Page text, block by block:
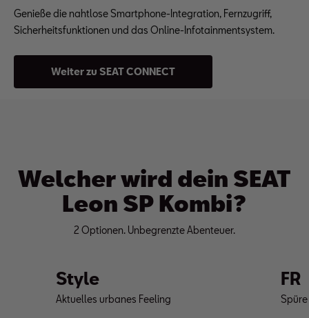
Genieße die nahtlose Smartphone-Integration, Fernzugriff,
Sicherheitsfunktionen und das Online-Infotainmentsystem.
Weiter zu SEAT CONNECT
Welcher wird dein SEAT
Leon SP Kombi?
2 Optionen. Unbegrenzte Abenteuer.
Style
Aktuelles urbanes Feeling
FR